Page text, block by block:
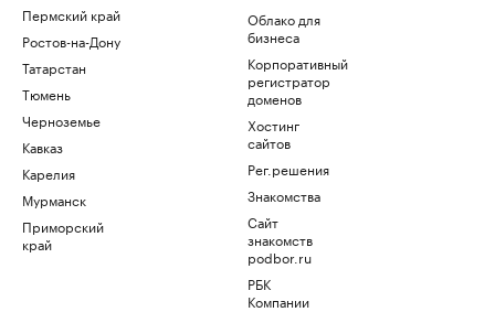
Пермский край
Ростов-на-Дону
Татарстан
Тюмень
Черноземье
Кавказ
Карелия
Мурманск
Приморский
край
Облако для
бизнеса
Корпоративный
регистратор
доменов
Хостинг
сайтов
Рег.решения
Знакомства
Сайт
знакомств
podbor.ru
РБК
Компании